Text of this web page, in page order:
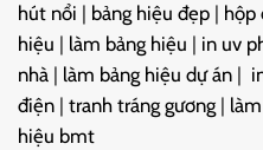
hút nổi | bảng hiệu đẹp | hộp
hiệu | làm bảng hiệu | in uv
nhà | làm bảng hiệu dự án |
điện | tranh tráng gương |
hiệu bmt